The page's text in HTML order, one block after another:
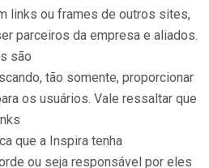
links ou frames de outros sites,
parceiros da empresa e aliados.
são
tão somente, proporcionar
os usuários. Vale ressaltar que
que a Inspira tenha
ou seja responsável por eles